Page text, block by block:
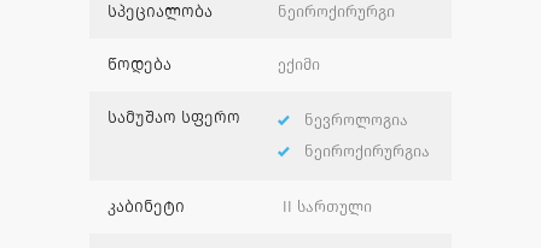
სპეციალობა ნეიროქირურგი
წოდება ექიმი
სამუშაო სფერო
ნევროლოგია
ნეიროქირურგია
კაბინეტი II სართული